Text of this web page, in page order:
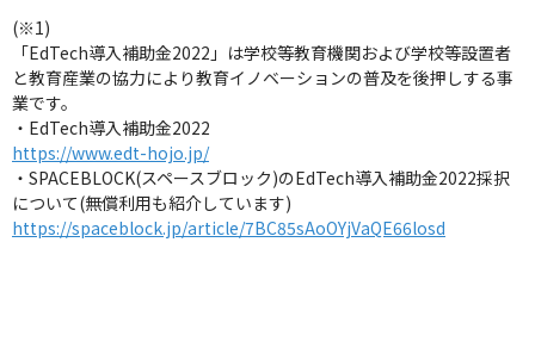
(※1)
「EdTech導入補助金2022」は学校等教育機関および学校等設置者
と教育産業の協力により教育イノベーションの普及を後押しする事
業です。
・EdTech導入補助金2022
https://www.edt-hojo.jp/
・SPACEBLOCK(スペースブロック)のEdTech導入補助金2022採択
について(無償利用も紹介しています)
https://spaceblock.jp/article/7BC85sAoOYjVaQE66losd